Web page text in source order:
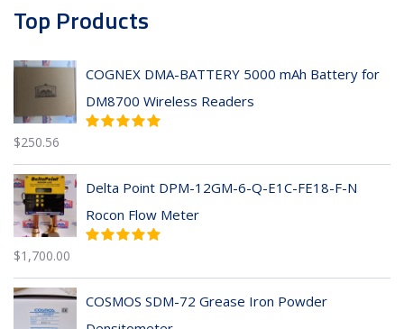
Top Products
COGNEX DMA-BATTERY 5000 mAh Battery for
DM8700 Wireless Readers
$250.56
Delta Point DPM-12GM-6-Q-E1C-FE18-F-N
Rocon Flow Meter
$1,700.00
COSMOS SDM-72 Grease Iron Powder